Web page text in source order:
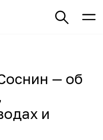
— об
и